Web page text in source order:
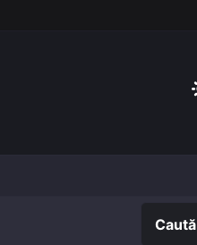
Caută